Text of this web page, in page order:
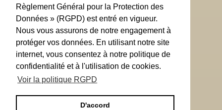
Règlement Général pour la Protection des
Données » (RGPD) est entré en vigueur.
Nous vous assurons de notre engagement à
protéger vos données. En utilisant notre site
internet, vous consentez à notre politique de
confidentialité et à l'utilisation de cookies.
Voir la politique RGPD
D'accord